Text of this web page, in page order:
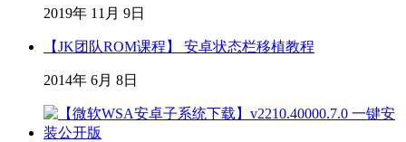
2019年 11月 9日
【JK团队ROM课程】 安卓状态栏移植教程
2014年 6月 8日